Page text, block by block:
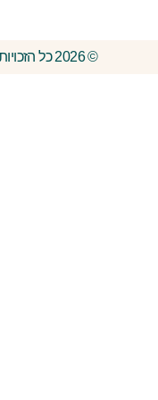
© 2026 כל הזכויות שמורות לפורום תורותם אמנותן